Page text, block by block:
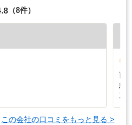
（8件）
雨
納
支
この会社の口コミをもっと見る >